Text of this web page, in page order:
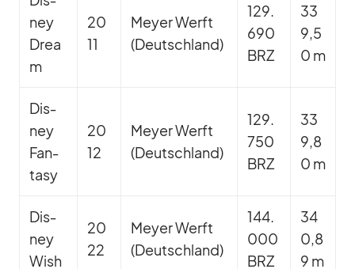
ney
Drea
m
20
11
Meyer Werft
(Deutsch­land)
129.
690
BRZ
33
9,5
0 m
Dis­
ney
Fan­
tasy
20
12
Meyer Werft
(Deutsch­land)
129.
750
BRZ
33
9,8
0 m
Dis­
ney
Wish
20
22
Meyer Werft
(Deutsch­land)
144.
000
BRZ
34
0,8
9 m